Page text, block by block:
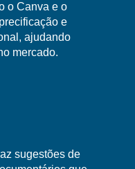
o Canva e o
e
ajudando
mercado.
sugestões de